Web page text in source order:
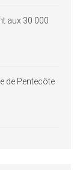
aux 30 000
de Pentecôte